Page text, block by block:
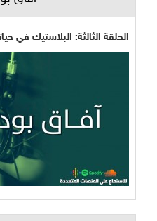
الحلقة الثالثة: البلاستيك في